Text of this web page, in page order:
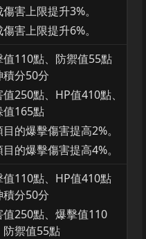
害上限提升3%。
害上限提升6%。
值110點、防禦值55點
積分50分
250點、HP值410點、
值165點
的爆擊傷害提高2%。
的爆擊傷害提高4%。
值110點、HP值410點
積分50分
值250點、爆擊值110
防禦值55點